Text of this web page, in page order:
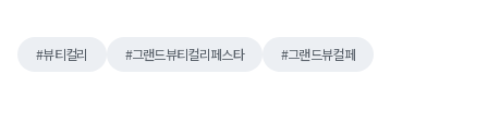
뷰티컬리 그랜드뷰티컬리페스타 그랜드뷰컬페